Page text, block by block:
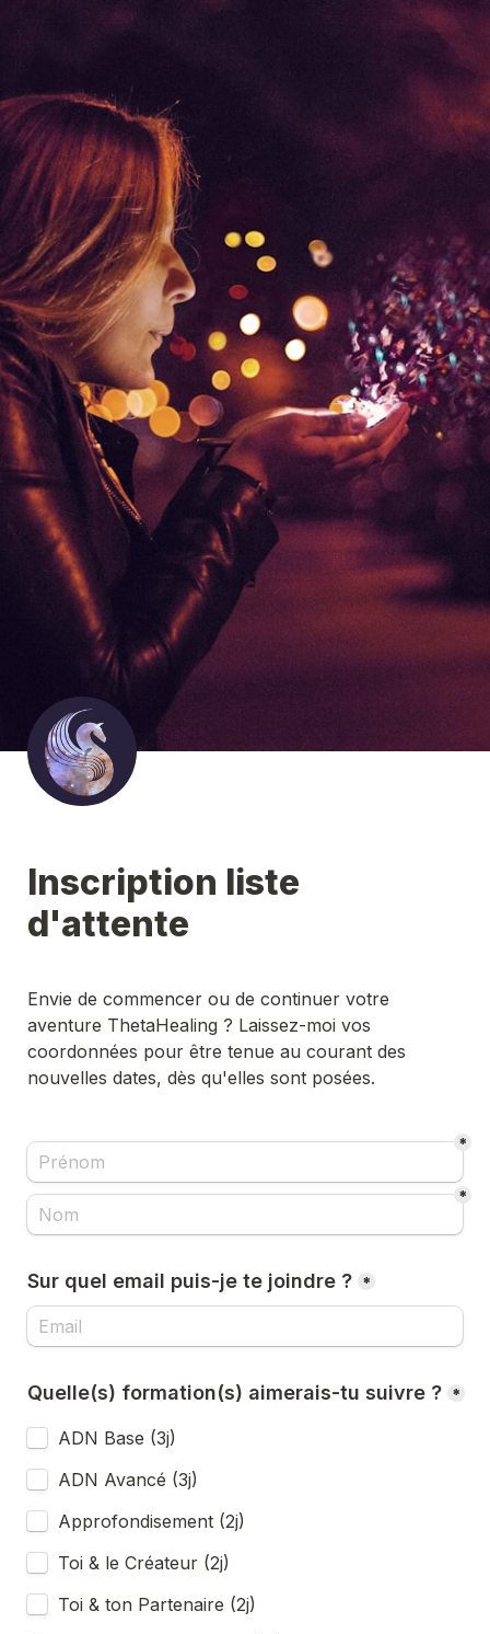
Inscription liste
d'attente
Envie de commencer ou de continuer votre
aventure ThetaHealing ? Laissez-moi vos
coordonnées pour être tenue au courant des
nouvelles dates, dès qu'elles sont posées.
*
*
Sur quel email puis-je te joindre ? *
Quelle(s) formation(s) aimerais-tu suivre ? *
ADN Base (3j)
ADN Avancé (3j)
Approfondisement (2j)
Toi & le Créateur (2j)
Toi & ton Partenaire (2j)